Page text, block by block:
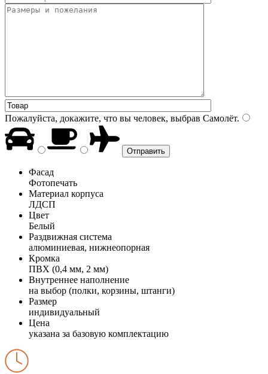
Пожалуйста, докажите, что вы человек, выбрав Самолёт.
Фасад
Фотопечать
Материал корпуса
ЛДСП
Цвет
Белый
Раздвижная система
алюминиевая, нижнеопорная
Кромка
ПВХ (0,4 мм, 2 мм)
Внутреннее наполнение
на выбор (полки, корзины, штанги)
Размер
индивидуальный
Цена
указана за базовую комплектацию